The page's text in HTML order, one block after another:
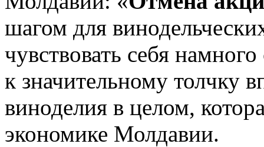
шагом для
чувствовать себя
к значительному толчку
виноделия в целом,
экономике Молдавии.